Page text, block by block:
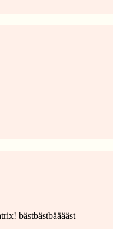
bästbästbääääst